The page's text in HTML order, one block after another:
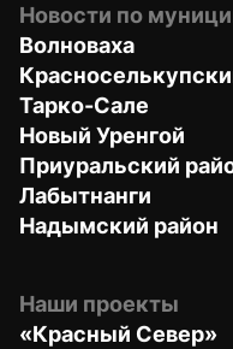
Новости по
Волноваха
Тарко-Сале
Новый Уренгой
Приуральский
Лабытнанги
Надымский район
Наши проекты
«Красный Север»